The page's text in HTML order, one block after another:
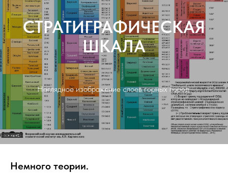
СТРАТИГРАФИЧЕСКАЯ
ШКАЛА
Наглядное изображение слоев горных пород.
Немного теории.